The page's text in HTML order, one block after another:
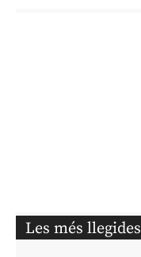
Les més llegides